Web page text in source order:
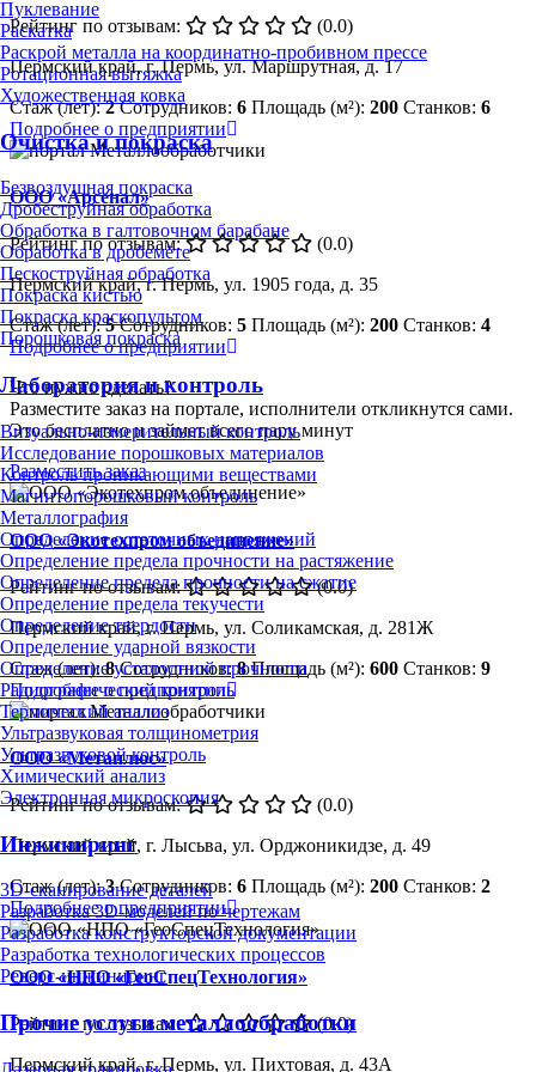
Пуклевание
Раскатка
Раскрой металла на координатно-пробивном прессе
Ротационная вытяжка
Художественная ковка
Очистка и покраска
Безвоздушная покраска
Дробеструйная обработка
Обработка в галтовочном барабане
Обработка в дробемёте
Пескоструйная обработка
Покраска кистью
Покраска краскопультом
Порошковая покраска
Лаборатория и контроль
Визуально-измерительный контроль
Исследование порошковых материалов
Контроль проникающими веществами
Магнитопорошковый контроль
Металлография
Определение остаточных напряжений
Определение предела прочности на растяжение
Определение предела прочности на сжатие
Определение предела текучести
Определение твердости
Определение ударной вязкости
Определение усталостной прочности
Радиографический контроль
Термический анализ
Ультразвуковая толщинометрия
Ультразвуковой контроль
Химический анализ
Электронная микроскопия
Инжиниринг
3D-сканирование деталей
Разработка 3D-моделей по чертежам
Разработка конструкторской документации
Разработка технологических процессов
Реверс-инжиниринг
Прочие услуги металлообработки
Рейтинг по отзывам:
(0.0)
Пермский край, г. Пермь, ул. Маршрутная, д. 17
Стаж (лет):2 Сотрудников: 6 Площадь (м²): 200 Станков: 6
Подробнее о предприятии
ООО «Арсенал»
Рейтинг по отзывам:
(0.0)
Пермский край, г. Пермь, ул. 1905 года, д. 35
Стаж (лет):5 Сотрудников: 5 Площадь (м²): 200 Станков: 4
Подробнее о предприятии
Что нужно сделать?
Разместите заказ на портале, исполнители откликнутся сами.
Это бесплатно и займет всего пару минут
Разместить заказ
ООО «Экотехпром объединение»
Рейтинг по отзывам:
(0.0)
Пермский край, г. Пермь, ул. Соликамская, д. 281Ж
Стаж (лет):8 Сотрудников:8 Площадь (м²): 600 Станков: 9
Подробнее о предприятии
ООО «Метаплюс»
Рейтинг по отзывам:
(0.0)
Пермский край, г. Лысьва, ул. Орджоникидзе, д. 49
Стаж (лет):3 Сотрудников: 6 Площадь (м²): 200 Станков: 2
Подробнее о предприятии
ООО «НПО «ГеоСпецТехнология»
Рейтинг по отзывам:
(0.0)
Пермский край, г. Пермь, ул. Пихтовая, д. 43А